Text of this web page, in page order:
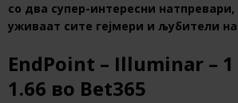
со два супер-интересни натпревари,
уживаат сите гејмери и љубители
EndPoint – Illuminar – 1
1.66 во Bet365